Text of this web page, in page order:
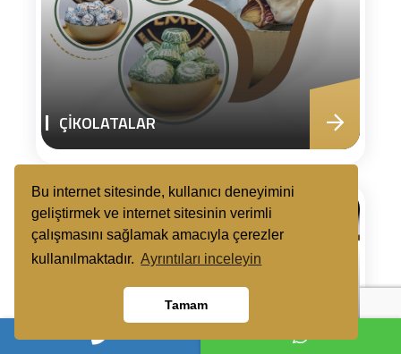
Bu internet sitesinde, kullanıcı deneyimini
geliştirmek ve internet sitesinin verimli
çalışmasını sağlamak amacıyla çerezler
kullanılmaktadır. Ayrıntıları inceleyin
Tamam
ÇİKOLATALAR